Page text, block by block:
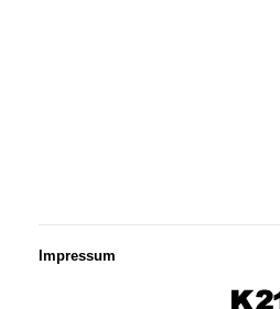
Impressum